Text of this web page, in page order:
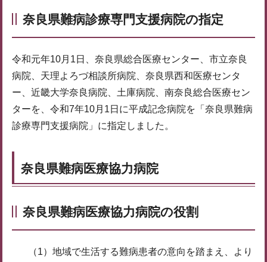
奈良県難病診療専門支援病院の指定
令和元年10月1日、奈良県総合医療センター、市立奈良
病院、天理よろづ相談所病院、奈良県西和医療センタ
ー、近畿大学奈良病院、土庫病院、南奈良総合医療セン
ターを、令和7年10月1日に平成記念病院を「奈良県難病
診療専門支援病院」に指定しました。
奈良県難病医療協力病院
奈良県難病医療協力病院の役割
（1）地域で生活する難病患者の意向を踏まえ、より